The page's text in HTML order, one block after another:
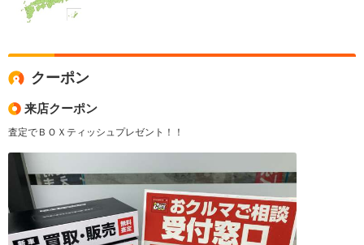
クーポン
来店クーポン
査定でＢＯＸティッシュプレゼント！！